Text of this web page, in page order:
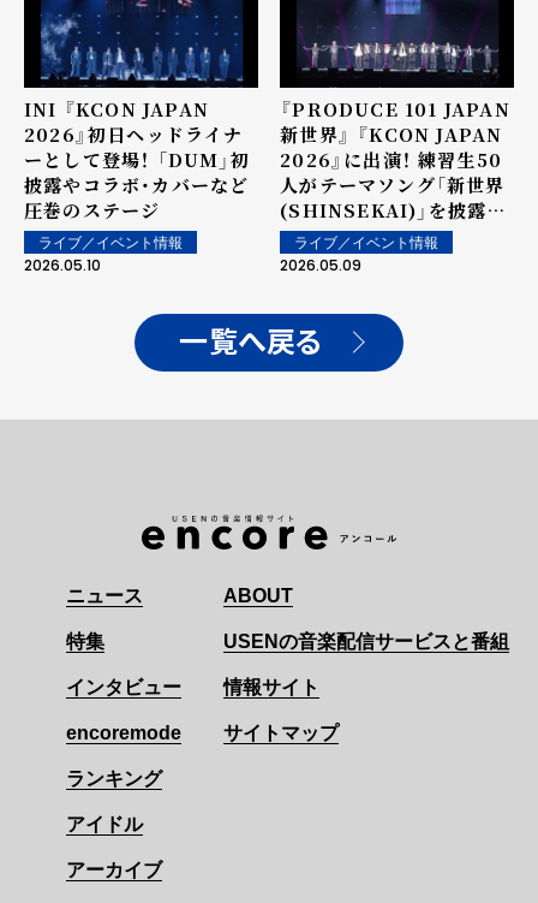
INI 『KCON JAPAN
2026』初日ヘッドライナ
ーとして登場！ 「DUM」初
披露やコラボ・カバーなど
圧巻のステージ
ライブ／イベント情報
2026.05.10
『PRODUCE 101 JAPAN
新世界』 『KCON JAPAN
2026』に出演！ 練習生50
人がテーマソング「新世界
(SHINSEKAI)」を披露！
<オフィシャルライブレポ
ート>
ライブ／イベント情報
2026.05.09
一覧へ戻る
ニュース
特集
インタビュー
encoremode
ランキング
アイドル
アーカイブ
ABOUT
USENの音楽配信サービスと番組
情報サイト
サイトマップ